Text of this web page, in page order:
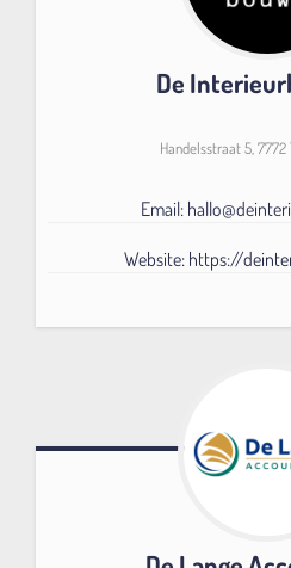
De
Handelsstraat 5, 7772
Email:
Website: https://